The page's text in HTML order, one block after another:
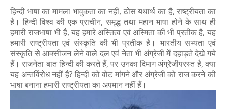
हिन्दी भाषा का मामला भावुकता का नहीं, ठोस यथार्थ का है, राष्ट्रीयता का
है। हिन्दी विश्व की एक प्राचीन, समृद्ध तथा महान भाषा होने के साथ ही
हमारी राजभाषा भी है, यह हमारे अस्तित्व एवं अस्मिता की भी प्रतीक है, यह
हमारी राष्ट्रीयता एवं संस्कृति की भी प्रतीक है। भारतीय सभ्यता एवं
संस्कृति से आक्सीजन लेने वाले दल एवं नेता भी अंग्रेजी में दहाड़ते देखे गये
हैं। राजनेता बात हिन्दी की करते हैं, पर उनका दिमाग अंग्रेजीपरस्त है, क्या
यह अन्तर्विरोध नहीं है? हिन्दी को वोट मांगने और अंग्रेजी को राज करने की
भाषा बनाना हमारी राष्ट्रीयता का अपमान नहीं हैं।